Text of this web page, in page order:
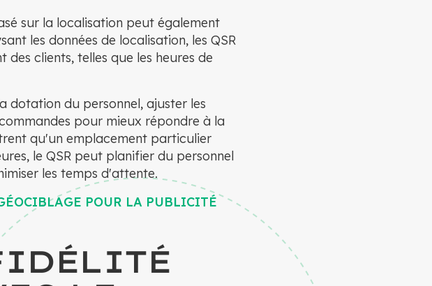
sur la localisation peut également
les données de localisation, les QSR
clients, telles que les heures de
dotation du personnel, ajuster les
pour mieux répondre à la
qu'un emplacement particulier
le QSR peut planifier du personnel
les temps d'attente.
POUR LA PUBLICITÉ